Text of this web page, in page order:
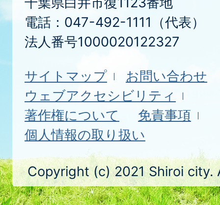
電話：047-492-1111（代表）
法人番号1000020122327
サイトマップ
お問い合わせ
ウェブアクセシビリティ
著作権について
免責事項
個人情報の取り扱い
Copyright (c) 2021 Shiroi city.